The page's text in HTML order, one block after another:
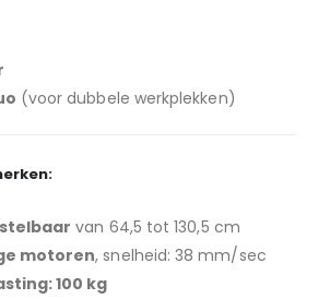
(voor dubbele werkplekken)
van 64,5 tot 130,5 cm
motoren, snelheid: 38 mm/sec
100 kg